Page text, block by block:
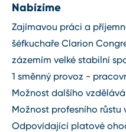
Nabízíme
Zajímavou práci a
šéfkuchaře Clarion
zázemím velké stabilní
1 směnný provoz -
Možnost dalšího
Možnost profesního
Odpovídající platové